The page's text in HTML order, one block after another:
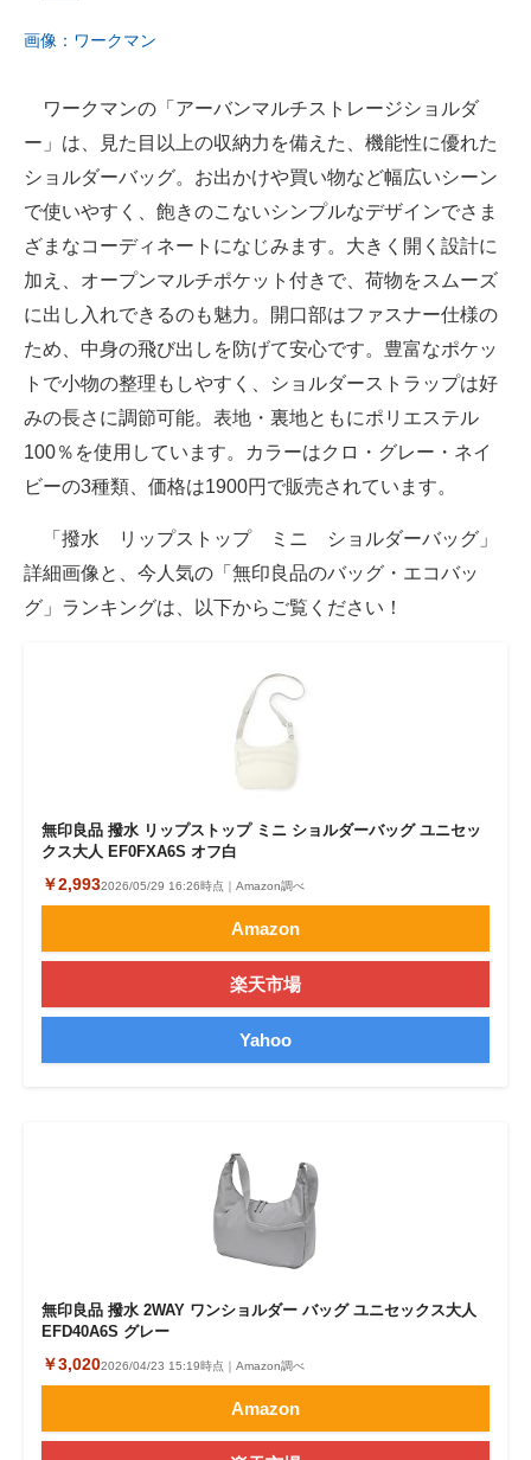
画像：ワークマン
ワークマンの「アーバンマルチストレージショルダ
ー」は、見た目以上の収納力を備えた、機能性に優れた
ショルダーバッグ。お出かけや買い物など幅広いシーン
で使いやすく、飽きのこないシンプルなデザインでさま
ざまなコーディネートになじみます。大きく開く設計に
加え、オープンマルチポケット付きで、荷物をスムーズ
に出し入れできるのも魅力。開口部はファスナー仕様の
ため、中身の飛び出しを防げて安心です。豊富なポケッ
トで小物の整理もしやすく、ショルダーストラップは好
みの長さに調節可能。表地・裏地ともにポリエステル
100％を使用しています。カラーはクロ・グレー・ネイ
ビーの3種類、価格は1900円で販売されています。
「撥水 リップストップ ミニ ショルダーバッグ」
詳細画像と、今人気の「無印良品のバッグ・エコバッ
グ」ランキングは、以下からご覧ください！
無印良品 撥水 リップストップ ミニ ショルダーバッグ ユニセッ
クス大人 EF0FXA6S オフ白
￥2,9932026/05/29 16:26時点｜Amazon調べ
Amazon
楽天市場
Yahoo
無印良品 撥水 2WAY ワンショルダー バッグ ユニセックス大人
EFD40A6S グレー
￥3,0202026/04/23 15:19時点｜Amazon調べ
Amazon